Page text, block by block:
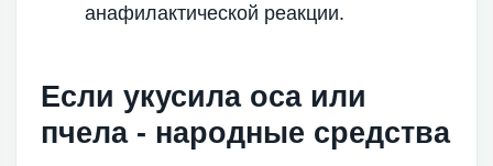
анафилактической реакции.
Если укусила оса или
пчела - народные средства